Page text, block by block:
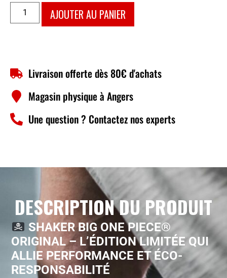
AJOUTER AU PANIER
Livraison offerte dès 80€ d'achats
Magasin physique à Angers
Une question ? Contactez nos experts
DESCRIPTION DU PRODUIT
SHAKER BIG ONE PIECE®
ORIGINAL – L’ÉDITION LIMITÉE QUI
ALLIE PERFORMANCE ET ÉCO-
RESPONSABILITÉ